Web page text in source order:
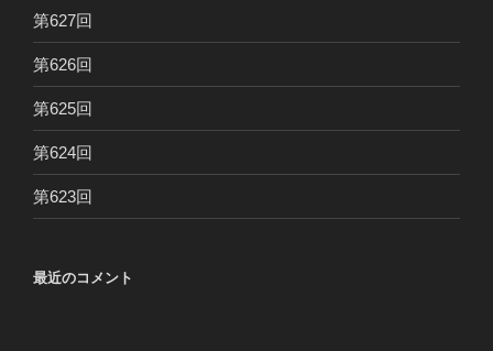
第627回
第626回
第625回
第624回
第623回
最近のコメント